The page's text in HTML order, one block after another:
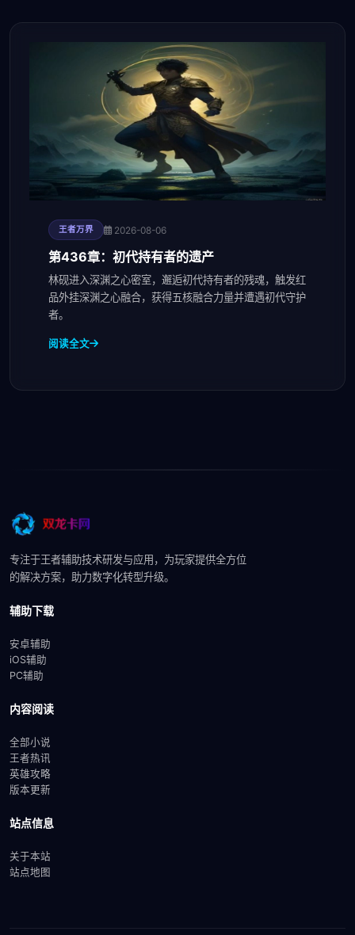
王者万界 2026-08-06
第436章：初代持有者的遗产
林砚进入深渊之心密室，邂逅初代持有者的残魂，触发红
品外挂深渊之心融合，获得五核融合力量并遭遇初代守护
者。
阅读全文
专注于王者辅助技术研发与应用，为玩家提供全方位
的解决方案，助力数字化转型升级。
辅助下载
安卓辅助
iOS辅助
PC辅助
内容阅读
全部小说
王者热讯
英雄攻略
版本更新
站点信息
关于本站
站点地图